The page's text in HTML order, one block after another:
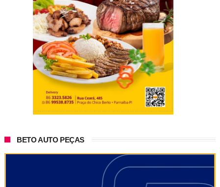
BETO AUTO PEÇAS